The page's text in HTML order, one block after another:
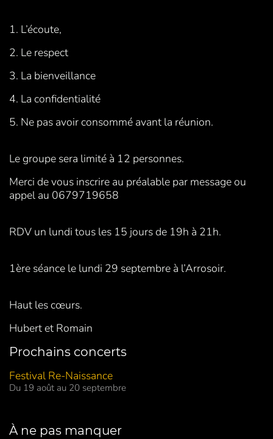
1. L’écoute,
2. Le respect
3. La bienveillance
4. La confidentialité
5. Ne pas avoir consommé avant la réunion.
Le groupe sera limité à 12 personnes.
Merci de vous inscrire au préalable par message ou
appel au 0679719658
RDV un lundi tous les 15 jours de 19h à 21h.
1ère séance le lundi 29 septembre à l’Arrosoir.
Haut les cœurs.
Hubert et Romain
Prochains concerts
Festival Re-Naissance
Du 19 août au 20 septembre
À ne pas manquer